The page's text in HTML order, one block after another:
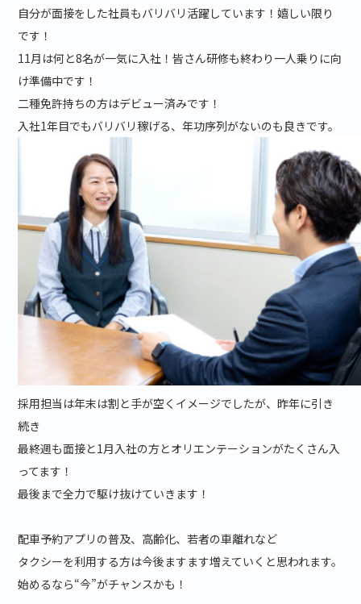
自分が面接をした社員もバリバリ活躍しています！嬉しい限り
です！
11月は何と8名が一気に入社！皆さん研修も終わり一人乗りに向
け準備中です！
二種免許持ちの方はデビュー済みです！
入社1年目でもバリバリ稼げる、年功序列がないのも良きです。
採用担当は年末は割と手が空くイメージでしたが、昨年に引き
続き
最終週も面接と1月入社の方とオリエンテーションがたくさん入
ってます！
最後まで全力で駆け抜けていきます！
配車予約アプリの普及、高齢化、若者の車離れなど
タクシーを利用する方は今後ますます増えていくと思われます。
始めるなら“今”がチャンスかも！